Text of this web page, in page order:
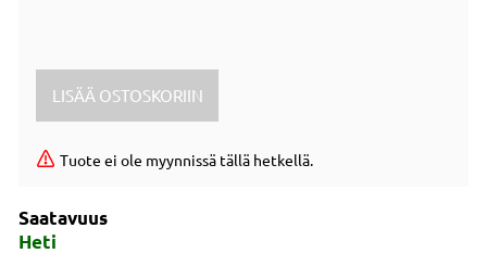
Tuote ei ole myynnissä tällä hetkellä.
Saatavuus
Heti